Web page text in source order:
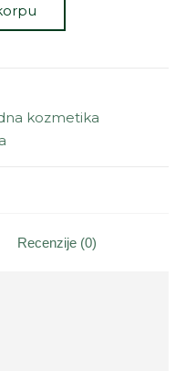
kozmetika
Recenzije (0)